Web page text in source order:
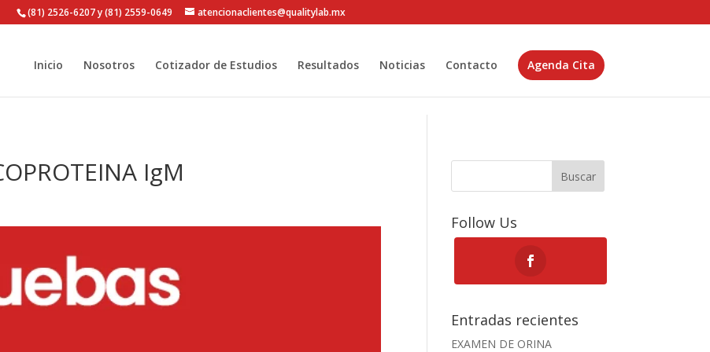
(81) 2526-6207 y (81) 2559-0649 atencionaclientes@qualitylab.mx
Inicio Nosotros Cotizador de Estudios Resultados Noticias Contacto Agenda Cita
IgM Buscar
Follow Us
Entradas recientes
EXAMEN DE ORINA